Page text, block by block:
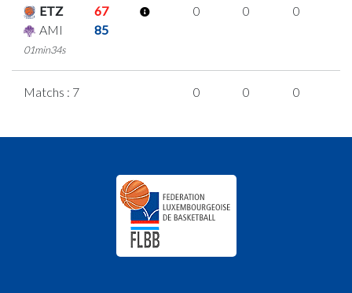
ETZ
67
AMI
85
01min34s
0 0 0
Matchs : 7 0 0 0